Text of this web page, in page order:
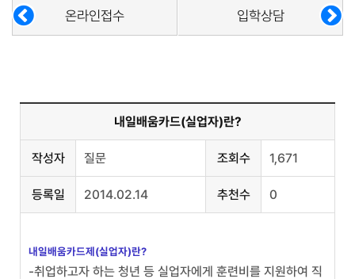
온라인접수 입학상담
내일배움카드(실업자)란?
작성자 질문 조회수 1,671
등록일 2014.02.14 추천수 0
내일배움카드제(실업자)란?
-취업하고자 하는 청년 등 실업자에게 훈련비를 지원하여 직